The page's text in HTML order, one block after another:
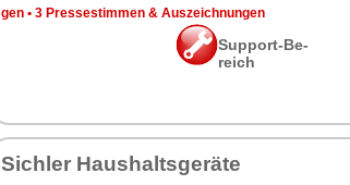
gen • 3 Pres­se­stim­men & Aus­zeich­nun­gen
Sup­port-Be­
reich
Sich­ler Haus­halts­ge­rä­te